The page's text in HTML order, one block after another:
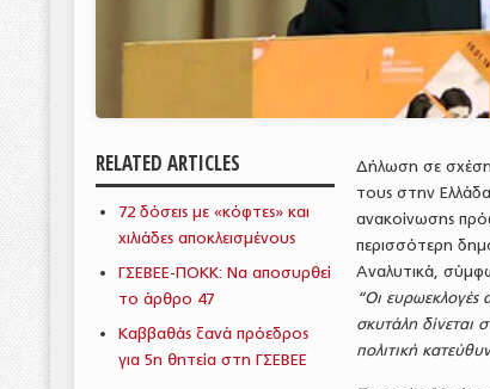
RELATED ARTICLES
72 δόσεις με «κόφτες» και
χιλιάδες αποκλεισμένους
ΓΣΕΒΕΕ-ΠΟΚΚ: Να αποσυρθεί
το άρθρο 47
Καββαθάς ξανά πρόεδρος
για 5η θητεία στη ΓΣΕΒΕΕ
Δήλωση σε σχέση
τους στην
ανακοίνωσης
περισσότερη
Αναλυτικά,
“Οι ευρωεκλογές
σκυτάλη δίνεται
πολιτική